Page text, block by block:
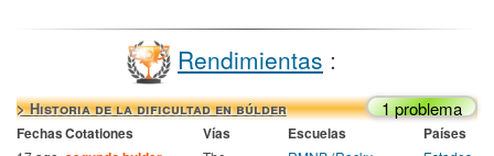
Rendimientas :
> Historia de la dificultad en búlder 1 problema
FechasCotationes Vías Escuelas Países